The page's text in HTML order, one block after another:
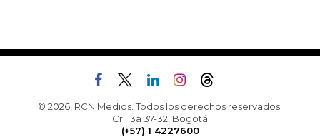
© 2026, RCN Medios. Todos los derechos reservados.
Cr. 13a 37-32, Bogotá
(+57) 1 4227600